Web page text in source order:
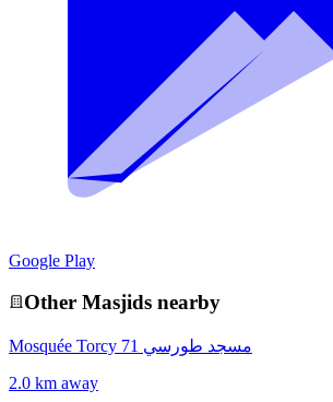
Google Play
Other Masjids nearby
Mosquée Torcy 71 مسجد طورسي
2.0 km away